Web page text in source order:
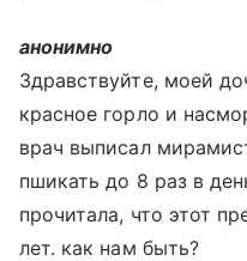
анонимно
Здравствуйте, моей
красное горло и
врач выписал
пшикать до 8 раз в
прочитала, что этот
лет. как нам быть?